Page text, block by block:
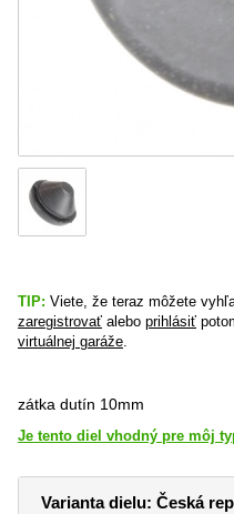
TIP: Viete, že teraz môžete
zaregistrovať alebo prihlásiť
virtuálnej garáže.
zátka dutín 10mm
Je tento diel vhodný pre môj
Varianta dielu: Česká